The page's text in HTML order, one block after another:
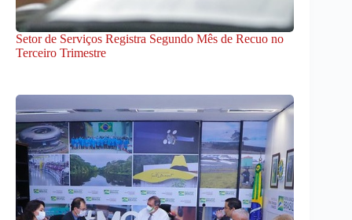
Setor de Serviços Registra Segundo Mês de Recuo no
Terceiro Trimestre